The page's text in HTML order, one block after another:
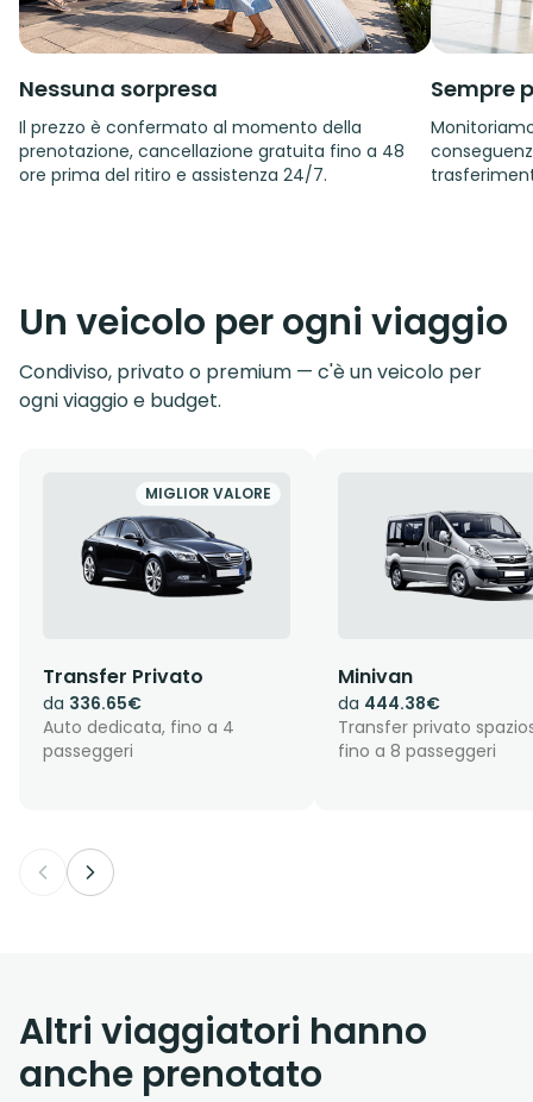
Nessuna sorpresa
Il prezzo è confermato al momento della
prenotazione, cancellazione gratuita fino a 48
ore prima del ritiro e assistenza 24/7.
Sempre
Un veicolo per ogni viaggio
Condiviso, privato o premium — c'è un veicolo per
ogni viaggio e budget.
MIGLIOR VALORE
Transfer Privato
da 336.65€
Auto dedicata, fino a 4
passeggeri
Minivan
da 444.38€
Transfer privato
fino a 8 passeggeri
Altri viaggiatori hanno
anche prenotato